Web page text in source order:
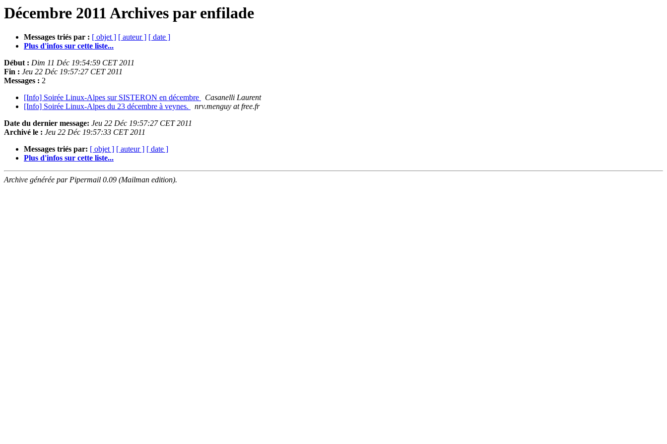
Décembre 2011 Archives par enfilade
Messages triés par : [ objet ] [ auteur ] [ date ]
Plus d'infos sur cette liste...
Début : Dim 11 Déc 19:54:59 CET 2011
Fin : Jeu 22 Déc 19:57:27 CET 2011
Messages : 2
[Info] Soirée Linux-Alpes sur SISTERON en décembre
Casanelli Laurent
[Info] Soirée Linux-Alpes du 23 décembre à veynes.
nrv.menguy at free.fr
Date du dernier message: Jeu 22 Déc 19:57:27 CET 2011
Archivé le : Jeu 22 Déc 19:57:33 CET 2011
Messages triés par: [ objet ] [ auteur ] [ date ]
Plus d'infos sur cette liste...
Archive générée par Pipermail 0.09 (Mailman edition).